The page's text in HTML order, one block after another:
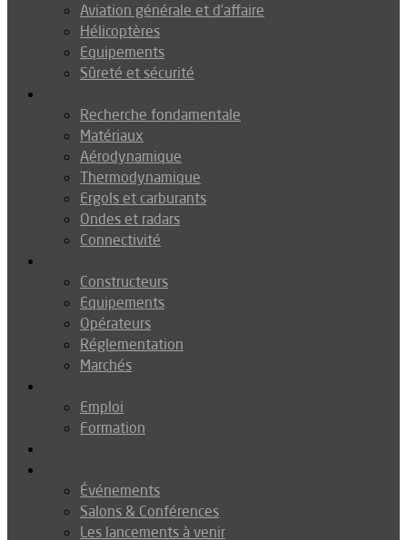
Aviation générale et d’affaire
Hélicoptères
Equipements
Sûreté et sécurité
Recherche fondamentale
Matériaux
Aérodynamique
Thermodynamique
Ergols et carburants
Ondes et radars
Connectivité
Constructeurs
Equipements
Opérateurs
Réglementation
Marchés
Emploi
Formation
Événements
Salons & Conférences
Les lancements à venir